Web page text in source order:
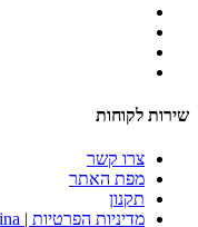
שירות לקוחות
צרו קשר
מפת האתר
תקנון
מדיניות הפרטיות | JewelRina - תכשיטים שמוסיפים צבע